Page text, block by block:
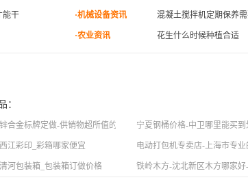
能干 ·机械设备资讯 混凝土搅拌机定期保养
·农业资讯 花生什么时候种植合适
：
质量好的条形二维码标牌
锌合金标牌定做-供销物超所值的锌合金标牌宁夏钢桶价格-中卫哪里能买
西江彩印_彩箱哪家便宜 电动打包机专卖店-上海市专
厂家推荐
清河包装箱_包装箱订做价格 铁岭木方-沈北新区木方哪家